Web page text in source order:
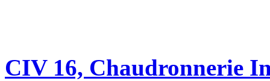
CIV 16, Chaudronnerie